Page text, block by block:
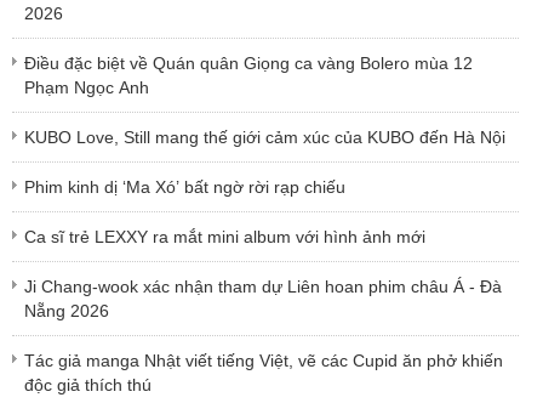
2026
Điều đặc biệt về Quán quân Giọng ca vàng Bolero mùa 12
Phạm Ngọc Anh
KUBO Love, Still mang thế giới cảm xúc của KUBO đến Hà Nội
Phim kinh dị ‘Ma Xó’ bất ngờ rời rạp chiếu
Ca sĩ trẻ LEXXY ra mắt mini album với hình ảnh mới
Ji Chang-wook xác nhận tham dự Liên hoan phim châu Á - Đà
Nẵng 2026
Tác giả manga Nhật viết tiếng Việt, vẽ các Cupid ăn phở khiến
độc giả thích thú